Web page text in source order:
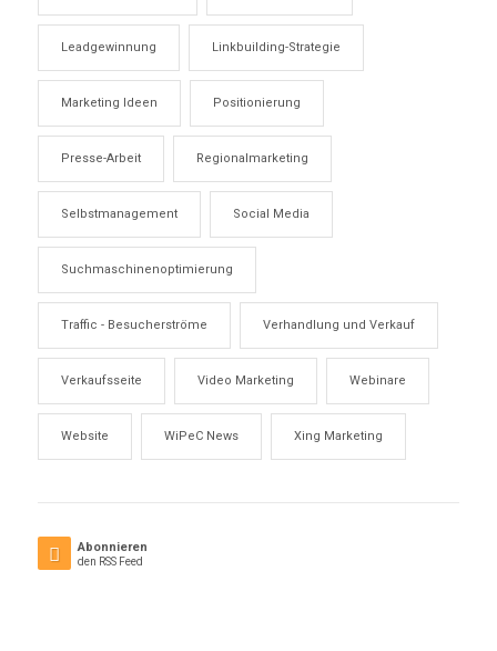
Leadgewinnung Linkbuilding-Strategie
Marketing Ideen Positionierung
Presse-Arbeit Regionalmarketing
Selbstmanagement Social Media
Suchmaschinenoptimierung
Traffic - Besucherströme Verhandlung und Verkauf
Verkaufsseite Video Marketing Webinare
Website WiPeC News Xing Marketing
Abonnieren
den RSS Feed